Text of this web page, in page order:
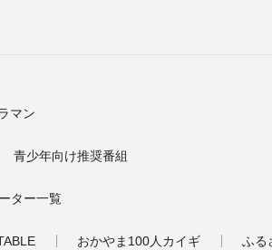
マン
青少年向け推奨番組
ター一覧
おかやま100人カイギ ふる